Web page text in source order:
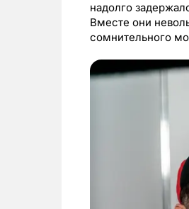
надолго
Вместе они
сомнительного